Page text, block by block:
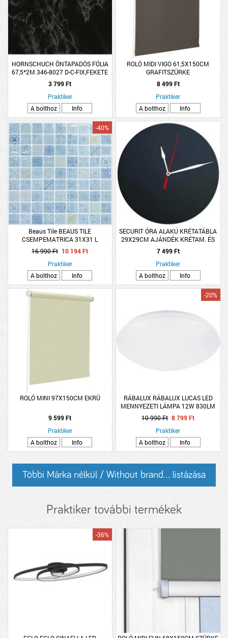
HORNSCHUCH ÖNTAPADÓS FÓLIA
67,5*2M 346-8027 D-C-FIX,FEKETE
MÁRVÁNY R:115080
3 799 Ft
Praktiker
A bolthoz
Info
ROLÓ MIDI VIGO 61,5X150CM
GRAFITSZÜRKE
8 499 Ft
Praktiker
A bolthoz
Info
Beaus Tile BEAUS TILE
CSEMPEMATRICA 31X31 L
CHATEAUX2 ÖNTAPADÓS 4 LAP
-40%
16 990 Ft 10 194 Ft
Praktiker
A bolthoz
Info
SECURIT ÓRA ALAKÚ KRÉTATÁBLA
29X29CM AJÁNDÉK KRÉTAM. ÉS
RAGASZTÓCSÍK
7 499 Ft
Praktiker
A bolthoz
Info
ROLÓ MINI 97X150CM EKRÜ
9 599 Ft
Praktiker
A bolthoz
Info
RÁBALUX RÁBALUX LUCAS LED
MENNYEZETI LÁMPA 12W 830LM
4000K IP44 MOZGÁSÉRZÉKELŐS
26,5CM FEHÉR
-20%
10 990 Ft 8 799 Ft
Praktiker
A bolthoz
Info
Többi Márka nélkül / Without brand... listázása
Praktiker további termékek
-36%